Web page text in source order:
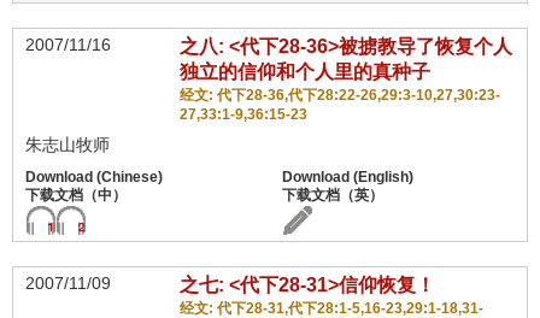
2007/11/16
之八: <代下28-36>被掳教导了恢复个人
独立的信仰和个人里的真种子
经文: 代下28-36,代下28:22-26,29:3-10,27,30:23-
27,33:1-9,36:15-23
朱志山牧师
2007/11/09 之七: <代下28-31>信仰恢复！
经文: 代下28-31,代下28:1-5,16-23,29:1-18,31-